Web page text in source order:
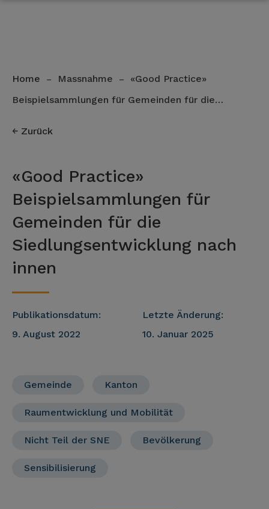
Home – Massnahme –
«Good Practice»
Beispielsammlungen für Gemeinden für die…
Zurück
«Good Practice»
Beispielsammlungen für
Gemeinden für die
Siedlungsentwicklung nach
innen
Publikationsdatum:
9. August 2022
Letzte Änderung:
10. Januar 2025
Gemeinde Kanton
Raumentwicklung und Mobilität
Nicht Teil der SNE Bevölkerung
Sensibilisierung